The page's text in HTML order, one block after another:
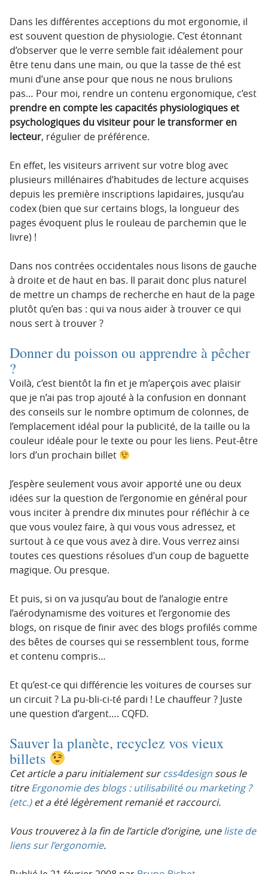
Dans les différentes acceptions du mot ergonomie, il
est souvent question de physiologie. C’est étonnant
d’observer que le verre semble fait idéalement pour
être tenu dans une main, ou que la tasse de thé est
muni d’une anse pour que nous ne nous brulions
pas… Pour moi, rendre un contenu ergonomique, c’est
prendre en compte les capacités physiologiques et
psychologiques du visiteur pour le transformer en
lecteur, régulier de préférence.
En effet, les visiteurs arrivent sur votre blog avec
plusieurs millénaires d’habitudes de lecture acquises
depuis les première inscriptions lapidaires, jusqu’au
codex (bien que sur certains blogs, la longueur des
pages évoquent plus le rouleau de parchemin que le
livre) !
Dans nos contrées occidentales nous lisons de gauche
à droite et de haut en bas. Il parait donc plus naturel
de mettre un champs de recherche en haut de la page
plutôt qu’en bas : qui va nous aider à trouver ce qui
nous sert à trouver ?
Donner du poisson ou apprendre à pêcher
?
Voilà, c’est bientôt la fin et je m’aperçois avec plaisir
que je n’ai pas trop ajouté à la confusion en donnant
des conseils sur le nombre optimum de colonnes, de
l’emplacement idéal pour la publicité, de la taille ou la
couleur idéale pour le texte ou pour les liens. Peut-être
lors d’un prochain billet
J’espère seulement vous avoir apporté une ou deux
idées sur la question de l’ergonomie en général pour
vous inciter à prendre dix minutes pour réfléchir à ce
que vous voulez faire, à qui vous vous adressez, et
surtout à ce que vous avez à dire. Vous verrez ainsi
toutes ces questions résolues d’un coup de baguette
magique. Ou presque.
Et puis, si on va jusqu’au bout de l’analogie entre
l’aérodynamisme des voitures et l’ergonomie des
blogs, on risque de finir avec des blogs profilés comme
des bêtes de courses qui se ressemblent tous, forme
et contenu compris…
Et qu’est-ce qui différencie les voitures de courses sur
un circuit ? La pu-bli-ci-té pardi ! Le chauffeur ? Juste
une question d’argent…. CQFD.
Sauver la planète, recyclez vos vieux
billets
Cet article a paru initialement surcss4design sous le
titreErgonomie des blogs : utilisabilité ou marketing ?
(etc.)et a été légèrement remanié et raccourci.
Vous trouverez à la fin de l’article d’origine, uneliste de
liens sur l’ergonomie.